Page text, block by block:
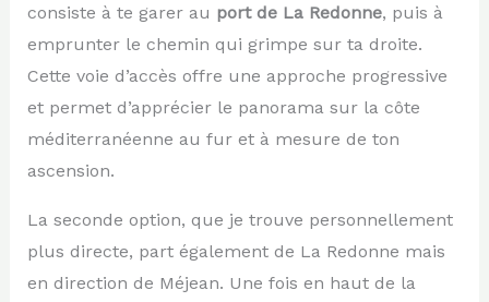
consiste à te garer au port de La Redonne, puis à
emprunter le chemin qui grimpe sur ta droite.
Cette voie d’accès offre une approche progressive
et permet d’apprécier le panorama sur la côte
méditerranéenne au fur et à mesure de ton
ascension.
La seconde option, que je trouve personnellement
plus directe, part également de La Redonne mais
en direction de Méjean. Une fois en haut de la